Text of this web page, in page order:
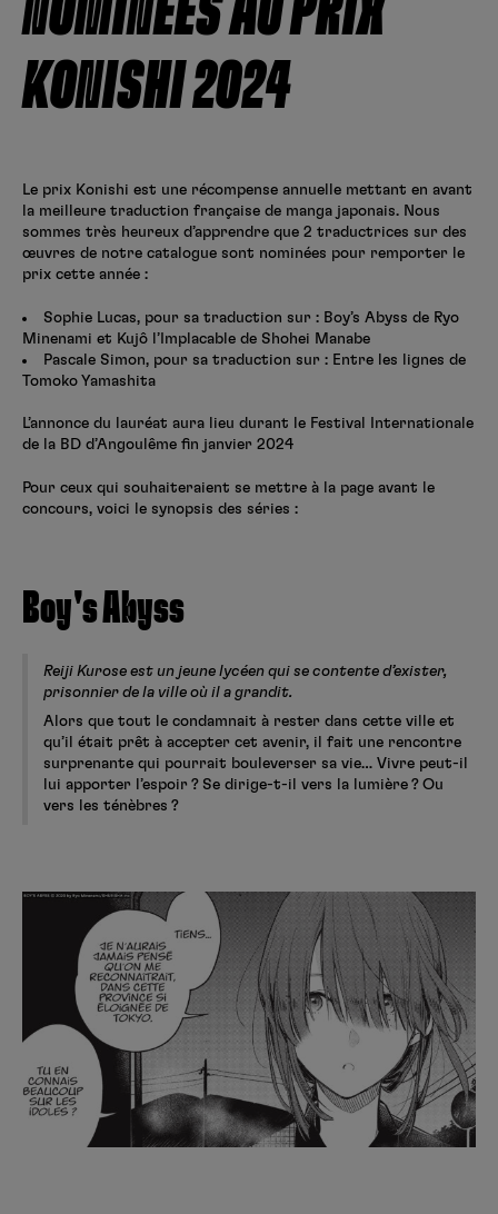
NOMINÉES AU PRIX
KONISHI 2024
Le prix Konishi est une récompense annuelle mettant en avant
la meilleure traduction française de manga japonais. Nous
sommes très heureux d’apprendre que 2 traductrices sur des
œuvres de notre catalogue sont nominées pour remporter le
prix cette année :
Sophie Lucas, pour sa traduction sur : Boy’s Abyss de Ryo
Minenami et Kujô l’Implacable de Shohei Manabe
Pascale Simon, pour sa traduction sur : Entre les lignes de
Tomoko Yamashita
L’annonce du lauréat aura lieu durant le Festival Internationale
de la BD d’Angoulême fin janvier 2024
Pour ceux qui souhaiteraient se mettre à la page avant le
concours, voici le synopsis des séries :
Boy's Abyss
Reiji Kurose est un jeune lycéen qui se contente d’exister,
prisonnier de la ville où il a grandit.
Alors que tout le condamnait à rester dans cette ville et
qu’il était prêt à accepter cet avenir, il fait une rencontre
surprenante qui pourrait bouleverser sa vie… Vivre peut-il
lui apporter l’espoir ? Se dirige-t-il vers la lumière ? Ou
vers les ténèbres ?
Se connecter
Hunter x Hunter
Fire Force